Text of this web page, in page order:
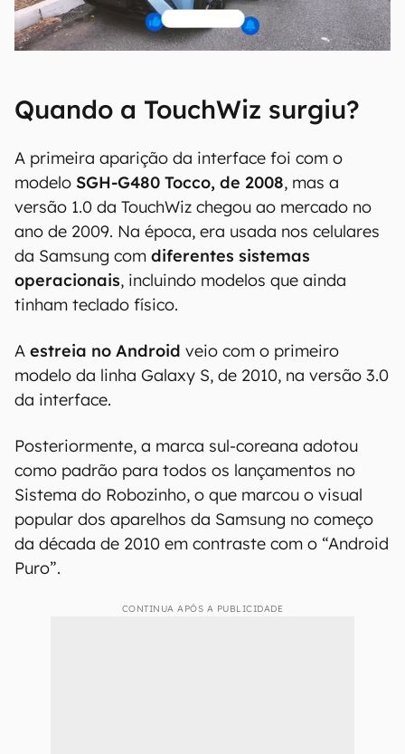
Quando a TouchWiz surgiu?
A primeira aparição da interface foi com o
modelo SGH-G480 Tocco, de 2008, mas a
versão 1.0 da TouchWiz chegou ao mercado no
ano de 2009. Na época, era usada nos celulares
da Samsung com diferentes sistemas
operacionais, incluindo modelos que ainda
tinham teclado físico.
A estreia no Android veio com o primeiro
modelo da linha Galaxy S, de 2010, na versão 3.0
da interface.
Posteriormente, a marca sul-coreana adotou
como padrão para todos os lançamentos no
Sistema do Robozinho, o que marcou o visual
popular dos aparelhos da Samsung no começo
da década de 2010 em contraste com o “Android
Puro”.
CONTINUA APÓS A PUBLICIDADE